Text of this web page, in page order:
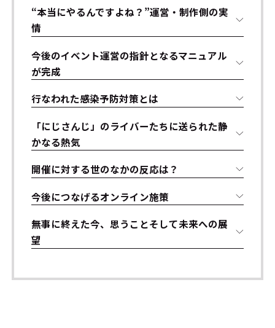
“本当にやるんですよね？”――運営・制作側の実
情
今後のイベント運営の指針となるマニュアル
が完成
行なわれた感染予防対策とは
「にじさんじ」のライバーたちに送られた静
かなる熱気
開催に対する世のなかの反応は？
今後につなげるオンライン施策
無事に終えた今、思うこと――そして未来への展
望